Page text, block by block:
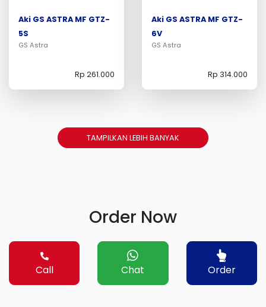
Aki GS ASTRA MF GTZ-
5S
GS Astra
Rp 261.000
Aki GS ASTRA MF GTZ-
6V
GS Astra
Rp 314.000
TAMPILKAN LEBIH BANYAK
Order Now
Call Chat Order